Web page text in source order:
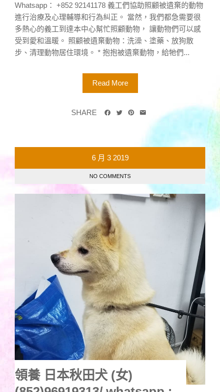
Whatsapp： +852 92141178 義工們協助照顧被遺棄的動物
進行治療及心理輔導和行為糾正。 當然，我們都急需要很
多熱心的義工到達本中心幫忙照顧動物， 讓動物們可以感
受到愛和溫暖。 照顧被遺棄動物：洗澡、塗藥、放狗散
步、清理動物居住環境。 * 抱抱被遺棄動物，給牠們...
Read More
SHARE
6 月 3 2019
NO COMMENTS
領養 日本秋田犬 (女)